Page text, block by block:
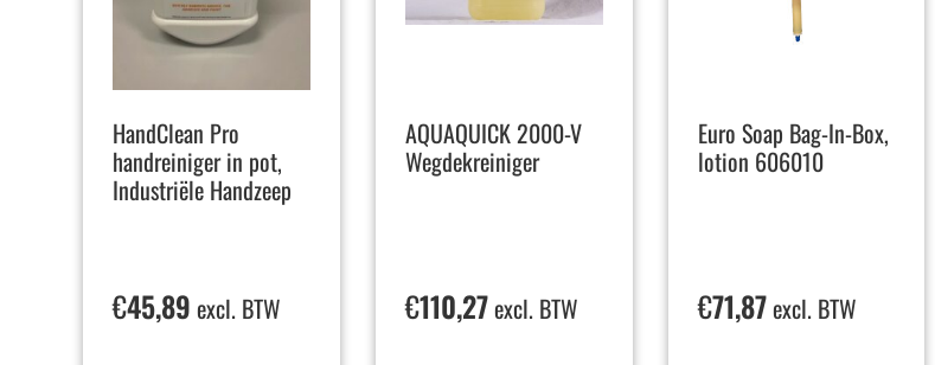
HandClean Pro
handreiniger in pot,
Industriële Handzeep
€45,89 excl. BTW
AQUAQUICK 2000-V
Wegdekreiniger
€110,27excl. BTW
Euro Soap Bag-In-Box,
lotion 606010
€71,87excl. BTW